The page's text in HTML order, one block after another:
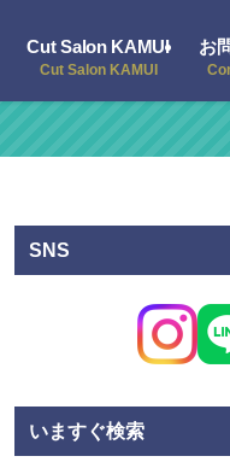
Cut Salon KAMUI
Cut Salon KAMUI
お
SNS
いますぐ検索